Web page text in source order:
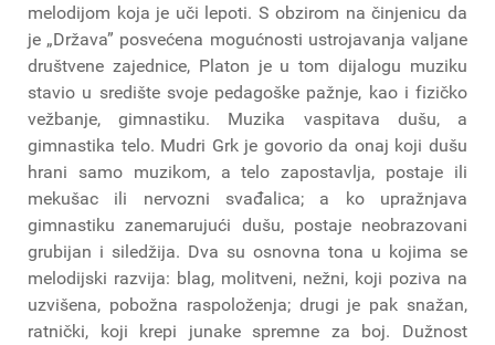
melodijom koja je uči lepoti. S obzirom na činjenicu da
je „Država” posvećena mogućnosti ustrojavanja valjane
društvene zajednice, Platon je u tom dijalogu muziku
stavio u središte svoje pedagoške pažnje, kao i fizičko
vežbanje, gimnastiku. Muzika vaspitava dušu, a
gimnastika telo. Mudri Grk je govorio da onaj koji dušu
hrani samo muzikom, a telo zapostavlja, postaje ili
mekušac ili nervozni svađalica; a ko upražnjava
gimnastiku zanemarujući dušu, postaje neobrazovani
grubijan i siledžija. Dva su osnovna tona u kojima se
melodijski razvija: blag, molitveni, nežni, koji poziva na
uzvišena, pobožna raspoloženja; drugi je pak snažan,
ratnički, koji krepi junake spremne za boj. Dužnost